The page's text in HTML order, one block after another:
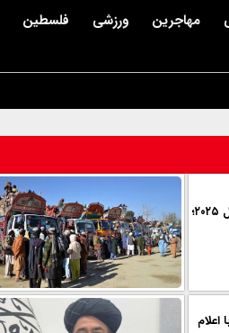
مهاجرین ورزشی فلسطین
جان باختن ۸ هزار مهاجر در سال ۲۰۲۵؛